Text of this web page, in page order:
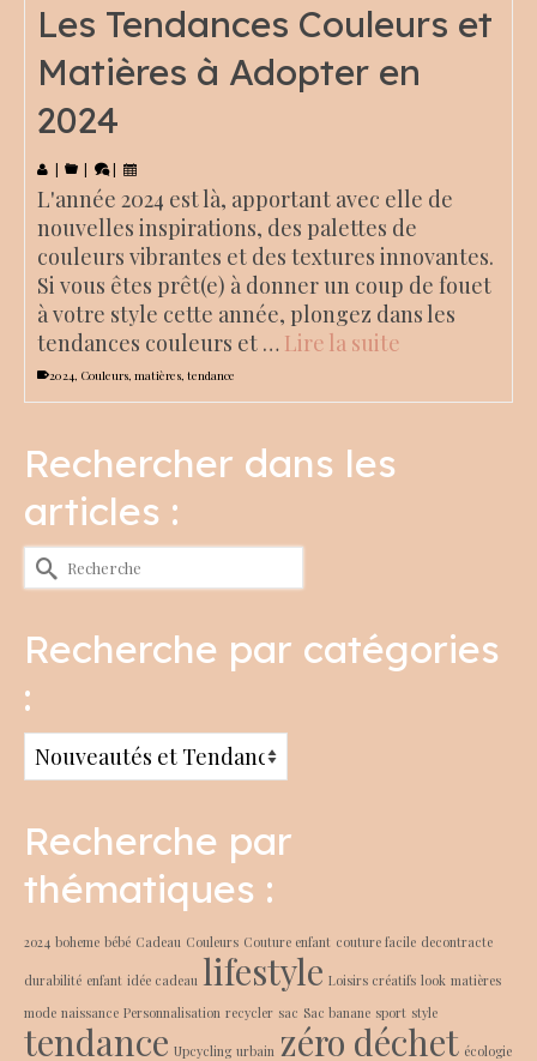
Les Tendances Couleurs et
Matières à Adopter en
2024
L'année 2024 est là, apportant avec elle de
nouvelles inspirations, des palettes de
couleurs vibrantes et des textures innovantes.
Si vous êtes prêt(e) à donner un coup de fouet
à votre style cette année, plongez dans les
tendances couleurs et … Lire la suite
2024, Couleurs, matières, tendance
Rechercher dans les
articles :
Rechercher :
Recherche par catégories
:
Recherche
par
:Recherche par
thématiques :
2024 boheme bébé Cadeau Couleurs Couture enfant couture facile decontracte
durabilité enfant idée cadeau lifestyle Loisirs créatifs look matières
mode naissance Personnalisation recycler sac Sac banane sport style
tendance Upcycling urbain zéro déchet écologie